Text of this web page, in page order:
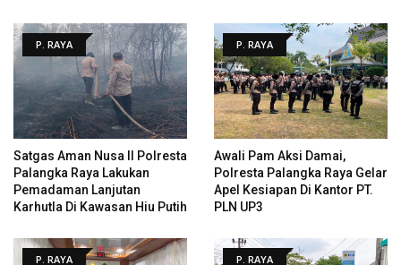
P. RAYA
Satgas Aman Nusa II Polresta
Palangka Raya Lakukan
Pemadaman Lanjutan
Karhutla Di Kawasan Hiu Putih
P. RAYA
Awali Pam Aksi Damai,
Polresta Palangka Raya Gelar
Apel Kesiapan Di Kantor PT.
PLN UP3
P. RAYA P. RAYA